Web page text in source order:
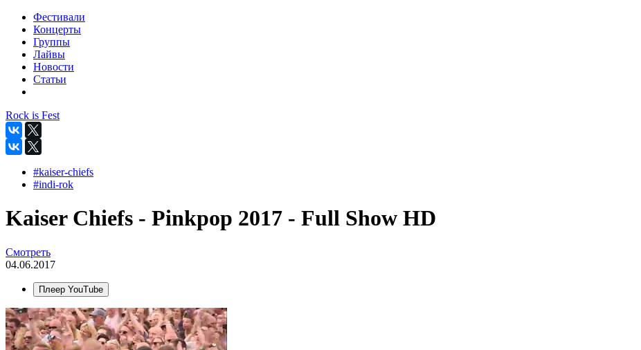
Фестивали
Концерты
Группы
Лайвы
Новости
Статьи
Rock is Fest
#kaiser-chiefs
#indi-rok
Kaiser Chiefs - Pinkpop 2017 - Full Show HD
Смотреть
04.06.2017
Плеер YouTube